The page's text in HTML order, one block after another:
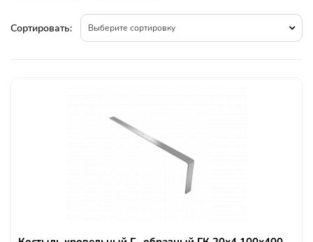
Сортировать: Выберите сортировку